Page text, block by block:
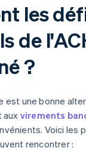
les
de
?
est une bonne
aux virements
Voici les
rencontrer :